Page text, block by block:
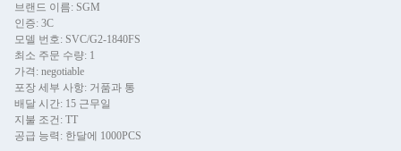
브랜드 이름: SGM
인증: 3C
모델 번호: SVC/G2-1840FS
최소 주문 수량: 1
가격: negotiable
포장 세부 사항: 거품과 통
배달 시간: 15 근무일
지불 조건: TT
공급 능력: 한달에 1000PCS